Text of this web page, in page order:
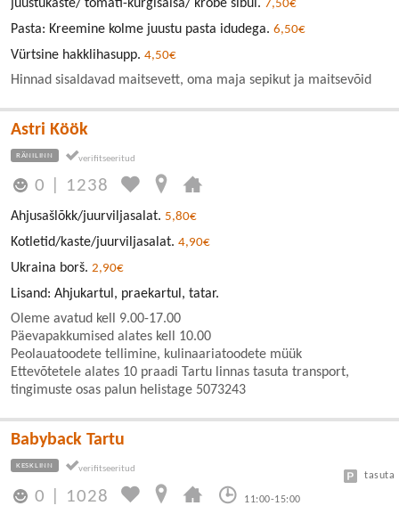
juustukaste/ tomati-kurgisalsa/ krõbe sibul. 7,50€
Pasta: Kreemine kolme juustu pasta idudega. 6,50€
Vürtsine hakklihasupp. 4,50€
Hinnad sisaldavad maitsevett, oma maja sepikut ja maitsevõid
Astri Köök
RÄNILINN
0 1238
Ahjusašlõkk/juurviljasalat. 5,80€
Kotletid/kaste/juurviljasalat. 4,90€
Ukraina borš. 2,90€
Lisand: Ahjukartul, praekartul, tatar.
Oleme avatud kell 9.00-17.00
Päevapakkumised alates kell 10.00
Peolauatoodete tellimine, kulinaariatoodete müük
Ettevõtetele alates 10 praadi Tartu linnas tasuta transport,
tingimuste osas palun helistage 5073243
Babyback Tartu
KESKLINN
0 1028 11:00-15:00
tasuta